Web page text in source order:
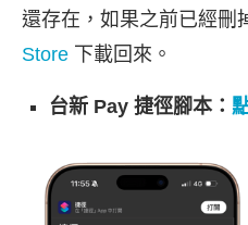
還存在，如果之前已經刪
Store 下載回來。
台新 Pay 捷徑腳本：